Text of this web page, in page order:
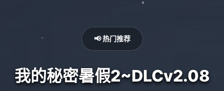
📢 热门推荐
我的秘密暑假2~DLCv2.08